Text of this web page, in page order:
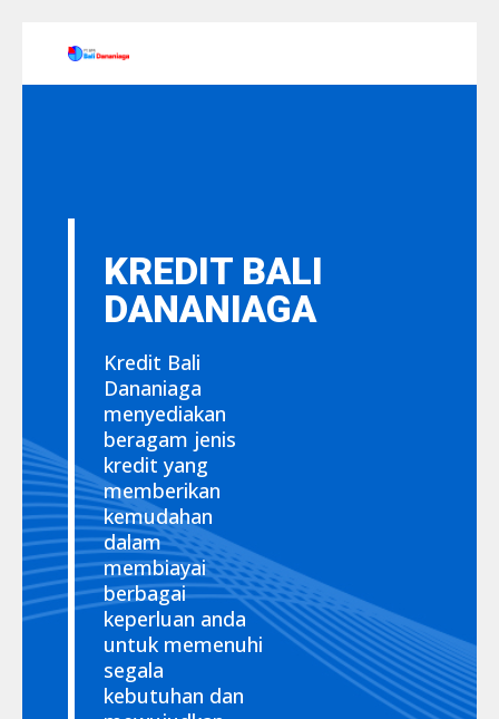
KREDIT BALI
DANANIAGA
Kredit Bali
Dananiaga
menyediakan
beragam jenis
kredit yang
memberikan
kemudahan
dalam
membiayai
berbagai
keperluan anda
untuk memenuhi
segala
kebutuhan dan